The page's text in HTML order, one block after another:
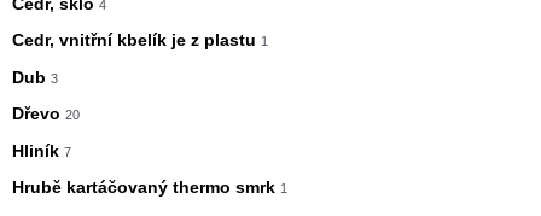
Cedr, sklo 4
Cedr, vnitřní kbelík je z plastu 1
Dub 3
Dřevo 20
Hliník 7
Hrubě kartáčovaný thermo smrk 1